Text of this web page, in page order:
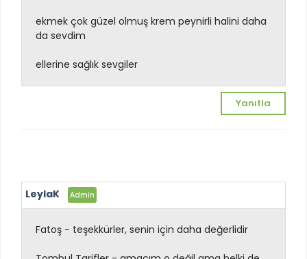
ekmek çok güzel olmuş krem peynirli halini daha
da sevdim
ellerine sağlık sevgiler
Yanıtla
LeylaK
Fatoş - teşekkürler, senin için daha değerlidir